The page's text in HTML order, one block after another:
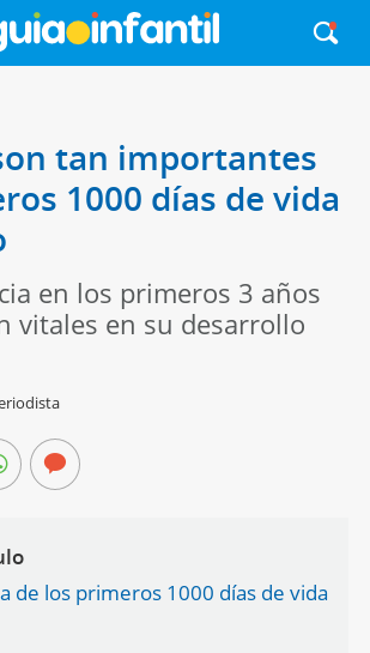
tan importantes
1000 días de vida
en los primeros 3 años
vitales en su desarrollo
de los primeros 1000 días de vida